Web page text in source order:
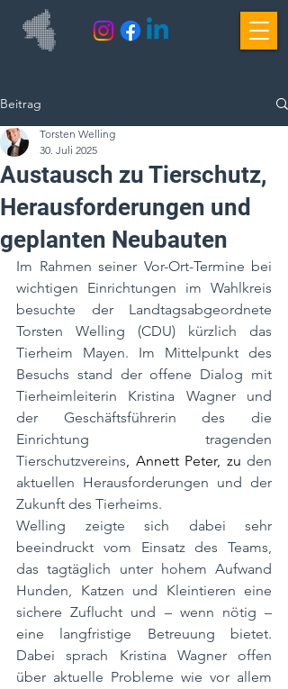
Beitrag
Austausch zu Tierschutz,
Herausforderungen und
geplanten Neubauten
Torsten Welling
30. Juli 2025
Im Rahmen seiner Vor-Ort-Termine bei
wichtigen Einrichtungen im Wahlkreis
besuchte der Landtagsabgeordnete
Torsten Welling (CDU) kürzlich das
Tierheim Mayen. Im Mittelpunkt des
Besuchs stand der offene Dialog mit
Tierheimleiterin Kristina Wagner und
der Geschäftsführerin des die
Einrichtung tragenden
Tierschutzvereins, Annett Peter, zu den
aktuellen Herausforderungen und der
Zukunft des Tierheims.
Welling zeigte sich dabei sehr
beeindruckt vom Einsatz des Teams,
das tagtäglich unter hohem Aufwand
Hunden, Katzen und Kleintieren eine
sichere Zuflucht und – wenn nötig –
eine langfristige Betreuung bietet.
Dabei sprach Kristina Wagner offen
über aktuelle Probleme wie vor allem